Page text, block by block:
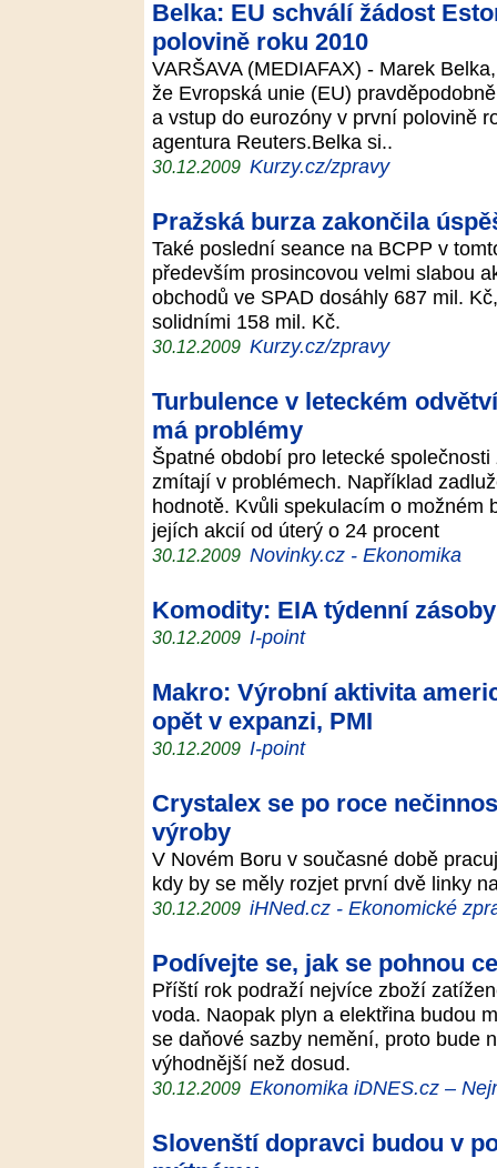
Belka: EU schválí žádost
polovině roku 2010
VARŠAVA (MEDIAFAX) - Marek
že Evropská unie (EU)
a vstup do eurozóny v první polovině
agentura Reuters.Belka si..
30.12.2009 Kurzy.cz/zpravy
Pražská burza zakončila
Také poslední seance na BCPP v
především prosincovou velmi slabou
obchodů ve SPAD dosáhly 687 mil.
solidními 158 mil. Kč.
30.12.2009 Kurzy.cz/zpravy
Turbulence v leteckém
má problémy
Špatné období pro letecké
zmítají v problémech. Například
hodnotě. Kvůli spekulacím o možném
jejích akcií od úterý o 24 procent
30.12.2009 Novinky.cz - Ekonomika
Komodity: EIA týdenní
30.12.2009 I-point
Makro: Výrobní aktivita
opět v expanzi, PMI
30.12.2009 I-point
Crystalex se po roce
výroby
V Novém Boru v současné době
kdy by se měly rozjet první dvě linky
30.12.2009 iHNed.cz - Ekonomické
Podívejte se, jak se pohnou
Příští rok podraží nejvíce zboží
voda. Naopak plyn a elektřina budou
se daňové sazby nemění, proto bude
výhodnější než dosud.
30.12.2009 Ekonomika iDNES.cz –
Slovenští dopravci budou v